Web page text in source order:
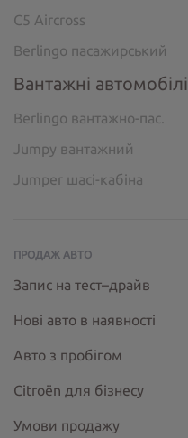
C5 Aircross
Berlingo пасажирський
Вантажні автомобілі
Berlingo вантажно-пас.
Jumpy вантажний
Jumper шасі-кабіна
ПРОДАЖ АВТО
Запис на тест–драйв
Нові авто в наявності
Авто з пробігом
Citroёn для бізнесу
Умови продажу